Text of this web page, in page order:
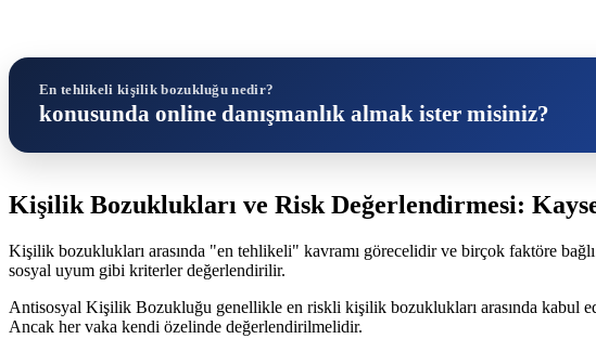
En tehlikeli kişilik bozukluğu nedir?
konusunda online danışmanlık almak ister misiniz?
Kişilik Bozuklukları ve Risk Değerlendirmesi:
Kişilik bozuklukları arasında "en tehlikeli" kavramı görecelidir ve birçok faktöre
sosyal uyum gibi kriterler değerlendirilir.
Antisosyal Kişilik Bozukluğu genellikle en riskli kişilik bozuklukları arasında kabul
Ancak her vaka kendi özelinde değerlendirilmelidir.